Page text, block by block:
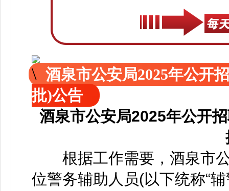
酒泉市公安局2025年公开
批)公告
酒泉市公安局2025年公开
根据工作需要，酒泉市公
位警务辅助人员(以下统称“